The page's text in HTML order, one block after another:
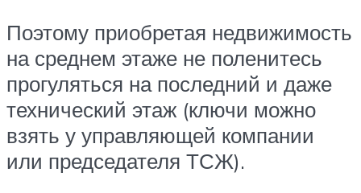
Поэтому приобретая недвижимость
на среднем этаже не поленитесь
прогуляться на последний и даже
технический этаж (ключи можно
взять у управляющей компании
или председателя ТСЖ).